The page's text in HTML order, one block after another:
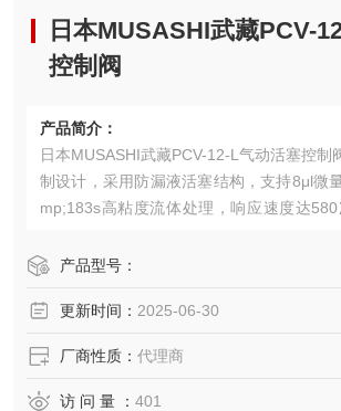
日本MUSASHI武藏PCV-
控制阀
产品简介：
日本MUSASHI武藏PCV-12-L气动活塞控制
制设计，采用防漏液活塞结构，支持8μl微
mp;183s高粘度流体处理，响应速度达580
化产线。
产品型号：
更新时间： 2025-06-30
厂商性质： 代理商
访 问 量 ： 401